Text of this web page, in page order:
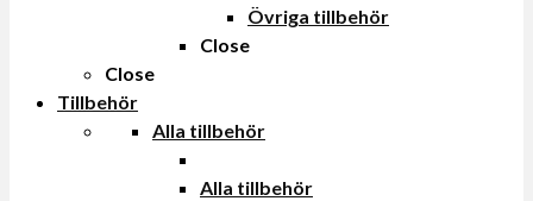
Övriga tillbehör
Close
Close
Tillbehör
Alla tillbehör
Alla tillbehör